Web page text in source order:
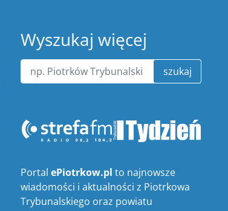
Wyszukaj więcej
szukaj
PortalePiotrkow.pl to najnowsze
wiadomości i aktualności z Piotrkowa
Trybunalskiego oraz powiatu